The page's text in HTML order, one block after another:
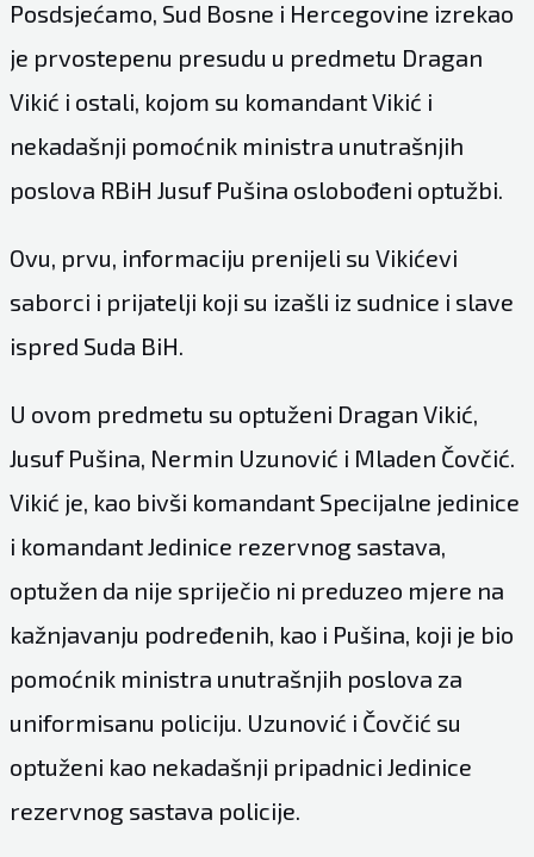
Posdsjećamo, Sud Bosne i Hercegovine izrekao
je prvostepenu presudu u predmetu Dragan
Vikić i ostali, kojom su komandant Vikić i
nekadašnji pomoćnik ministra unutrašnjih
poslova RBiH Jusuf Pušina oslobođeni optužbi.
Ovu, prvu, informaciju prenijeli su Vikićevi
saborci i prijatelji koji su izašli iz sudnice i slave
ispred Suda BiH.
U ovom predmetu su optuženi Dragan Vikić,
Jusuf Pušina, Nermin Uzunović i Mladen Čovčić.
Vikić je, kao bivši komandant Specijalne jedinice
i komandant Jedinice rezervnog sastava,
optužen da nije spriječio ni preduzeo mjere na
kažnjavanju podređenih, kao i Pušina, koji je bio
pomoćnik ministra unutrašnjih poslova za
uniformisanu policiju. Uzunović i Čovčić su
optuženi kao nekadašnji pripadnici Jedinice
rezervnog sastava policije.